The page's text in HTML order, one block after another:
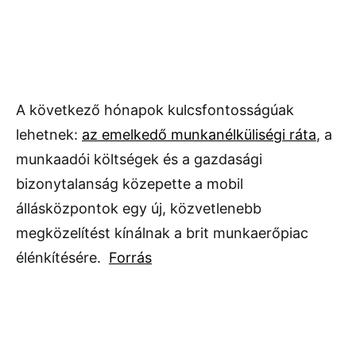
A következő hónapok kulcsfontosságúak
lehetnek: az emelkedő munkanélküliségi ráta, a
munkaadói költségek és a gazdasági
bizonytalanság közepette a mobil
állásközpontok egy új, közvetlenebb
megközelítést kínálnak a brit munkaerőpiac
élénkítésére. Forrás